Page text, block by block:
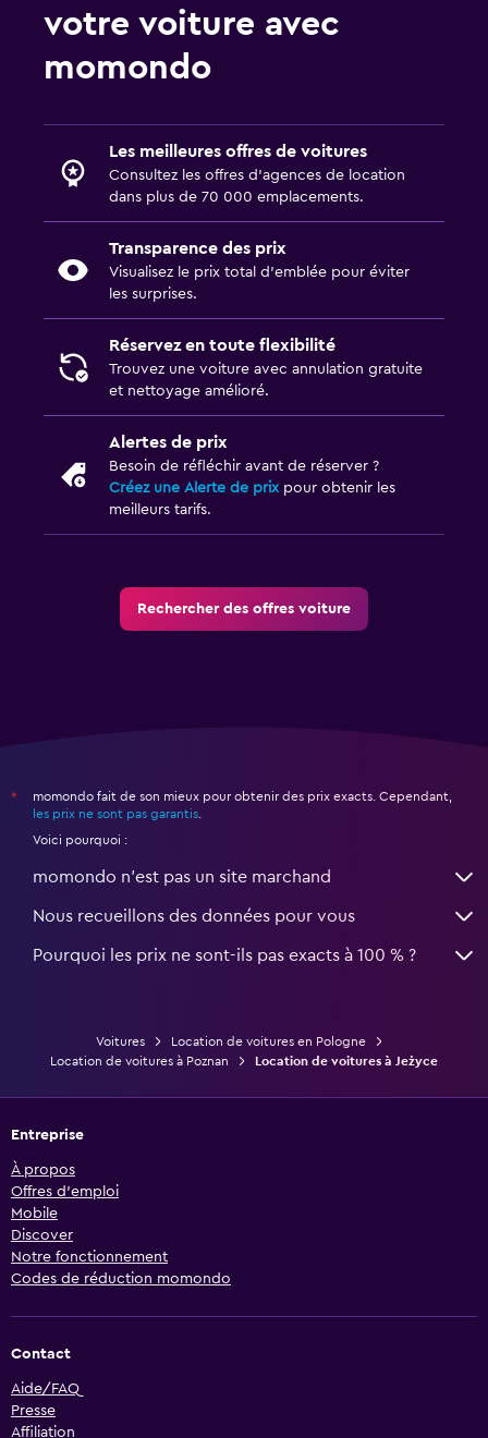
votre voiture avec
momondo
Les meilleures offres de voitures
Consultez les offres d’agences de location
dans plus de 70 000 emplacements.
Transparence des prix
Visualisez le prix total d’emblée pour éviter
les surprises.
Réservez en toute flexibilité
Trouvez une voiture avec annulation gratuite
et nettoyage amélioré.
Alertes de prix
Besoin de réfléchir avant de réserver ?
Créez une Alerte de prixpour obtenir les
meilleurs tarifs.
Rechercher des offres voiture
*
momondo fait de son mieux pour obtenir des prix exacts. Cependant,
les prix ne sont pas garantis.
Voici pourquoi :
momondo n'est pas un site marchand
Nous recueillons des données pour vous
Pourquoi les prix ne sont-ils pas exacts à 100 % ?
Voitures
Location de voitures en Pologne
Location de voitures à Poznan
Location de voitures à Jeżyce
Entreprise
À propos
Offres d’emploi
Mobile
Discover
Notre fonctionnement
Codes de réduction momondo
Contact
Aide/FAQ
Presse
Affiliation